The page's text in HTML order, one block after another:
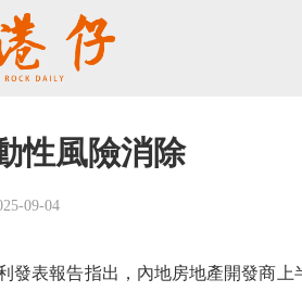
性風險消除
09-04
報告指出，內地房地產開發商上